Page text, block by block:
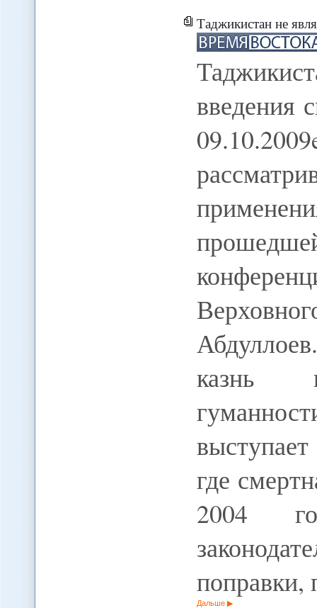
Таджикистан не
введения
казнь
где
2004
Дальше